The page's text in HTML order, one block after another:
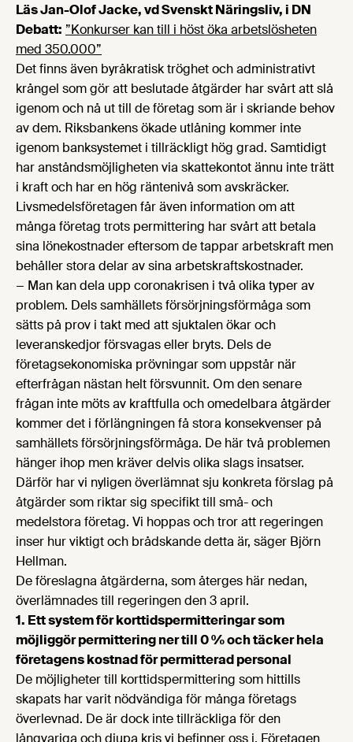
Läs Jan-Olof Jacke, vd Svenskt Näringsliv, i DN
Debatt: ”Konkurser kan till i höst öka arbetslösheten
med 350.000”
Det finns även byråkratisk tröghet och administrativt
krångel som gör att beslutade åtgärder har svårt att slå
igenom och nå ut till de företag som är i skriande behov
av dem. Riksbankens ökade utlåning kommer inte
igenom banksystemet i tillräckligt hög grad. Samtidigt
har anståndsmöjligheten via skattekontot ännu inte trätt
i kraft och har en hög räntenivå som avskräcker.
Livsmedelsföretagen får även information om att
många företag trots permittering har svårt att betala
sina lönekostnader eftersom de tappar arbetskraft men
behåller stora delar av sina arbetskraftskostnader.
− Man kan dela upp coronakrisen i två olika typer av
problem. Dels samhällets försörjningsförmåga som
sätts på prov i takt med att sjuktalen ökar och
leveranskedjor försvagas eller bryts. Dels de
företagsekonomiska prövningar som uppstår när
efterfrågan nästan helt försvunnit. Om den senare
frågan inte möts av kraftfulla och omedelbara åtgärder
kommer det i förlängningen få stora konsekvenser på
samhällets försörjningsförmåga. De här två problemen
hänger ihop men kräver delvis olika slags insatser.
Därför har vi nyligen överlämnat sju konkreta förslag på
åtgärder som riktar sig specifikt till små- och
medelstora företag. Vi hoppas och tror att regeringen
inser hur viktigt och brådskande detta är, säger Björn
Hellman.
De föreslagna åtgärderna, som återges här nedan,
överlämnades till regeringen den 3 april.
1. Ett system för korttidspermitteringar som
möjliggör permittering ner till 0 % och täcker hela
företagens kostnad för permitterad personal
De möjligheter till korttidspermittering som hittills
skapats har varit nödvändiga för många företags
överlevnad. De är dock inte tillräckliga för den